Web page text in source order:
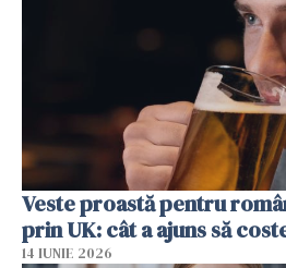
Veste proastă pentru
prin UK: cât a ajuns să
14 IUNIE 2026